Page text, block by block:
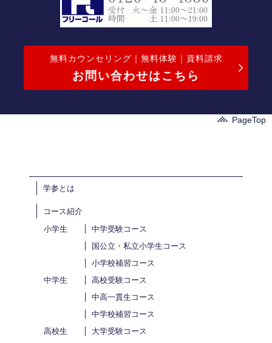
無料カウンセリング｜無料体験｜資料請求
お問い合わせはこちら
PageTop
学参とは
コース紹介
小学生
中学受験コース
国公立・私立小学生コース
小学校補習コース
中学生
高校受験コース
中高一貫生コース
中学校補習コース
高校生
大学受験コース